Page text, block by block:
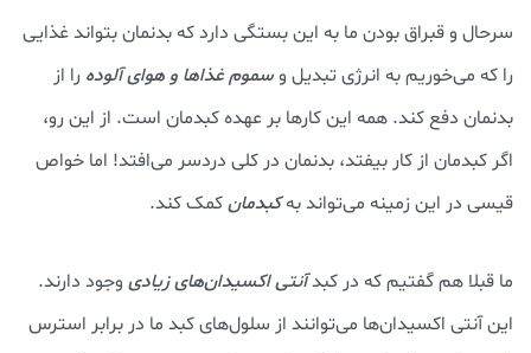
سرحال و قبراق بودن ما به این بستگی دارد که بدنمان بتواند غذایی
را که می‌خوریم به انرژی تبدیل وسموم غذاها و هوای آلوده را از
بدنمان دفع کند. همه این کارها بر عهده کبدمان است. از این رو،
اگر کبدمان از کار بیفتد، بدنمان در کلی دردسر می‌افتد! اما خواص
قیسی در این زمینه می‌تواند بهکبدمانکمک کند.
ما قبلا هم گفتیم که در کبدآنتی اکسیدان‌های زیادی وجود دارند.
این آنتی اکسیدان‌ها می‌توانند از سلول‌های کبد ما در برابر استرس